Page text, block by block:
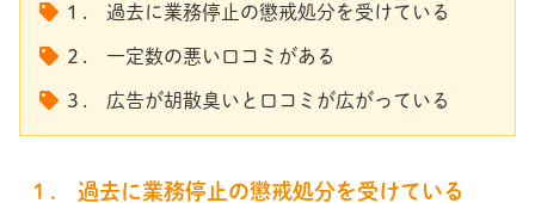
１. 過去に業務停止の懲戒処分を受けている
２. 一定数の悪い口コミがある
３. 広告が胡散臭いと口コミが広がっている
１. 過去に業務停止の懲戒処分を受けている